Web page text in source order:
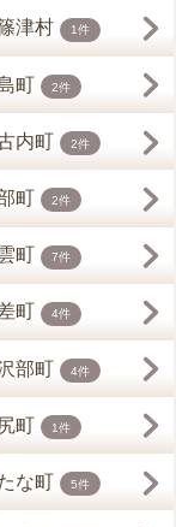
津村 1件
町 2件
内町 2件
町 2件
町 7件
町 4件
部町 4件
町 1件
な町 5件